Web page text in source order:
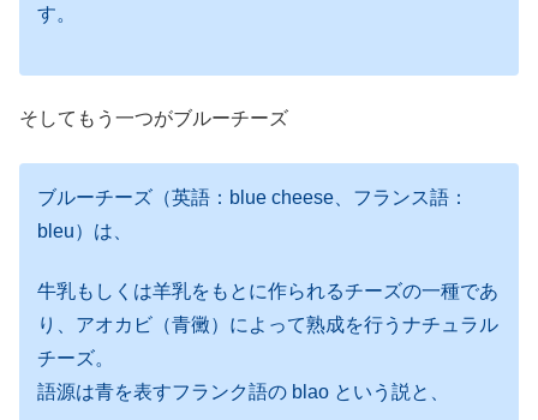
す。
そしてもう一つがブルーチーズ
ブルーチーズ（英語：blue cheese、フランス語：
bleu）は、
牛乳もしくは羊乳をもとに作られるチーズの一種であ
り、アオカビ（青黴）によって熟成を行うナチュラル
チーズ。
語源は青を表すフランク語の blao という説と、